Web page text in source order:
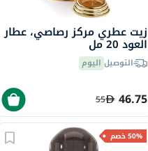
زيت عطري مركز رصاصي، عطار
العود 20 مل
التوصيل اليوم
46.75
55
50% خصم